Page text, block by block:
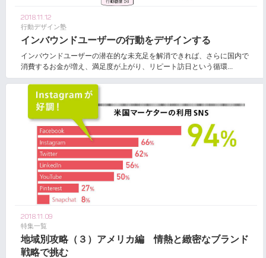
2018.11.12
行動デザイン塾
インバウンドユーザーの行動をデザインする
インバウンドユーザーの潜在的な未充足を解消できれば、さらに国内で
消費するお金が増え、満足度が上がり、リピート訪日という循環...
2018.11.09
特集一覧
地域別攻略（３）アメリカ編 情熱と緻密なブランド
戦略で挑む